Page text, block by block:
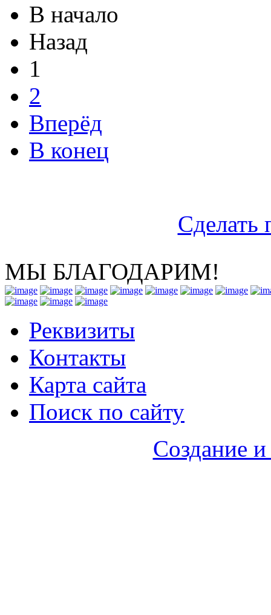
В начало
Назад
1
2
Вперёд
В конец
Сделать
МЫ БЛАГОДАРИМ!
Реквизиты
Контакты
Карта сайта
Поиск по сайту
Создание